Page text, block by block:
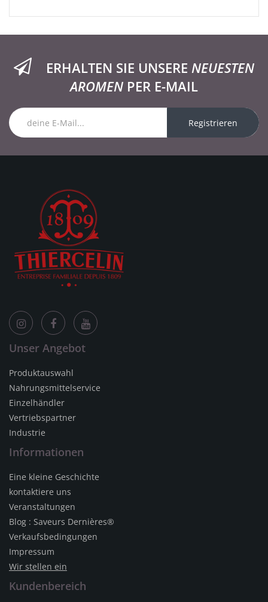
ERHALTEN SIE UNSERE NEUESTEN
AROMEN PER E-MAIL
Registrieren
Unser Angebot
Produktauswahl
Nahrungsmittelservice
Einzelhändler
Vertriebspartner
Industrie
Informationen
Eine kleine Geschichte
kontaktiere uns
Veranstaltungen
Blog : Saveurs Dernières®
Verkaufsbedingungen
Impressum
Wir stellen ein
Kundenbereich